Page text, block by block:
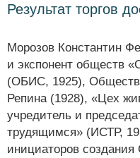
Результат торгов
Морозов Константин
и экспонент обществ
(ОБИС, 1925),
Репина (1928), «Цех
учредитель и
трудящимся» (ИСТР,
инициаторов